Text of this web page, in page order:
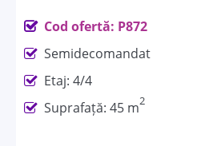
Cod ofertă: P872
Semidecomandat
Etaj: 4/4
Suprafață: 45 m2